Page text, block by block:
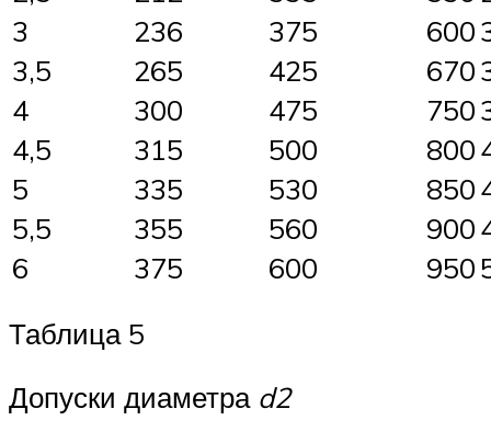
3
236 375 600
3,5
265 425 670
4
300 475 750
4,5
315 500 800
5
335 530 850
5,5
355 560 900
6
375 600 950
Таблица 5
Допуски диаметра d2